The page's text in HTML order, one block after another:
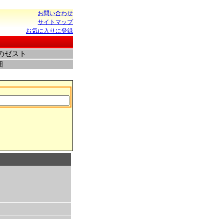
お問い合わせ
サイトマップ
お気に入りに登録
ゼスト